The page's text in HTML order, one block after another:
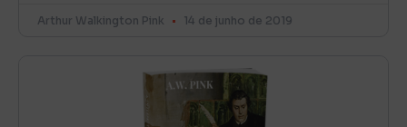
Arthur Walkington Pink 14 de junho de 2019